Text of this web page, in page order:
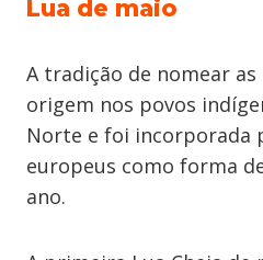
Lua de maio
A tradição de nomear
origem nos povos
Norte e foi incorporada
europeus como forma
ano.